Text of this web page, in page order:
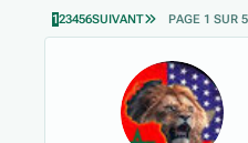
123456SUIVANT DERNIÈRE
PAGE 1 SUR